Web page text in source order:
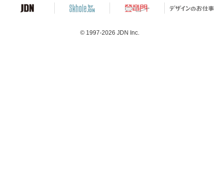
© 1997-2026 JDN Inc.